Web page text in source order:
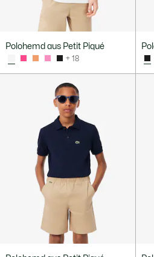
Polohemd aus Petit Piqué
+ 18